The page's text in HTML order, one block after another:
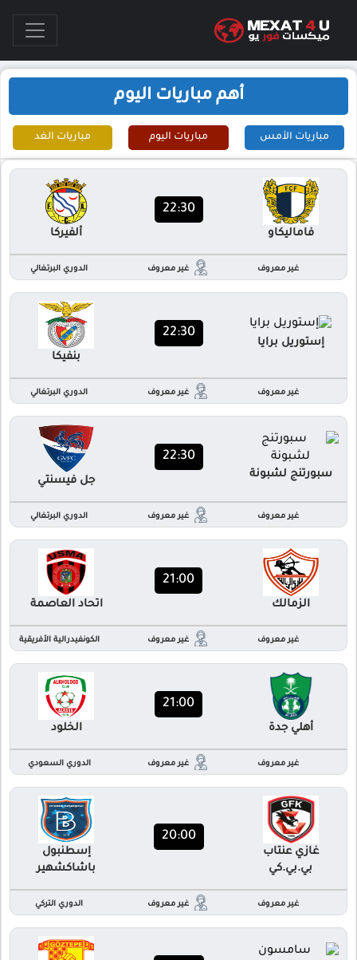
أهم مباريات اليوم
مباريات الأمس مباريات اليوم مباريات الغد
فاماليكاو
22:30
ألفيركا
غير معروف غير معروف الدوري البرتغالي
إستوريل برايا
22:30
بنفيكا
غير معروف غير معروف الدوري البرتغالي
سبورتنج لشبونة
22:30
جل فيسنتي
غير معروف غير معروف الدوري البرتغالي
الزمالك
21:00
اتحاد العاصمة
غير معروف غير معروف الكونفيدرالية الأفريقية
أهلي جدة
21:00
الخلود
غير معروف غير معروف الدوري السعودي
غازي عنتاب
بي.بي.كي
20:00
إسطنبول
باشاكشهير
غير معروف غير معروف الدوري التركي